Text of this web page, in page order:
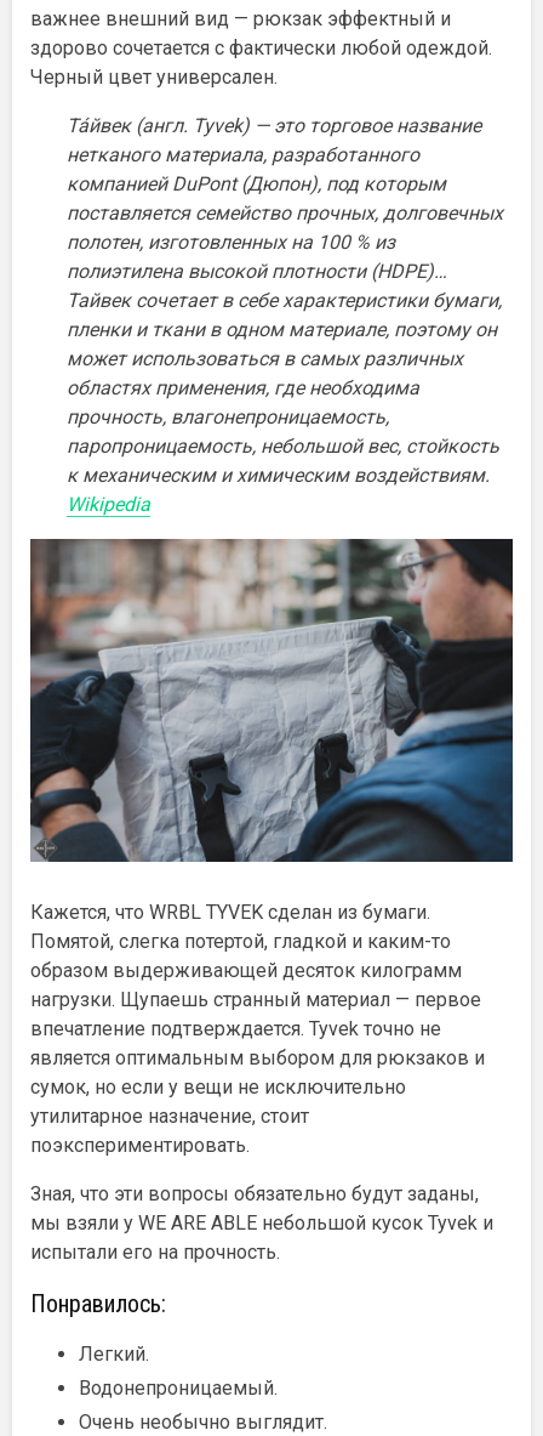
важнее внешний вид — рюкзак эффектный и
здорово сочетается с фактически любой одеждой.
Черный цвет универсален.
Та́йвек (англ. Tyvek) — это торговое название
нетканого материала, разработанного
компанией DuPont (Дюпон), под которым
поставляется семейство прочных, долговечных
полотен, изготовленных на 100 % из
полиэтилена высокой плотности (HDPE)…
Тайвек сочетает в себе характеристики бумаги,
пленки и ткани в одном материале, поэтому он
может использоваться в самых различных
областях применения, где необходима
прочность, влагонепроницаемость,
паропроницаемость, небольшой вес, стойкость
к механическим и химическим воздействиям.
Wikipedia
Кажется, что WRBL TYVEK сделан из бумаги.
Помятой, слегка потертой, гладкой и каким-то
образом выдерживающей десяток килограмм
нагрузки. Щупаешь странный материал — первое
впечатление подтверждается. Tyvek точно не
является оптимальным выбором для рюкзаков и
сумок, но если у вещи не исключительно
утилитарное назначение, стоит
поэкспериментировать.
Зная, что эти вопросы обязательно будут заданы,
мы взяли у WE ARE ABLE небольшой кусок Tyvek и
испытали его на прочность.
Понравилось:
Легкий.
Водонепроницаемый.
Очень необычно выглядит.